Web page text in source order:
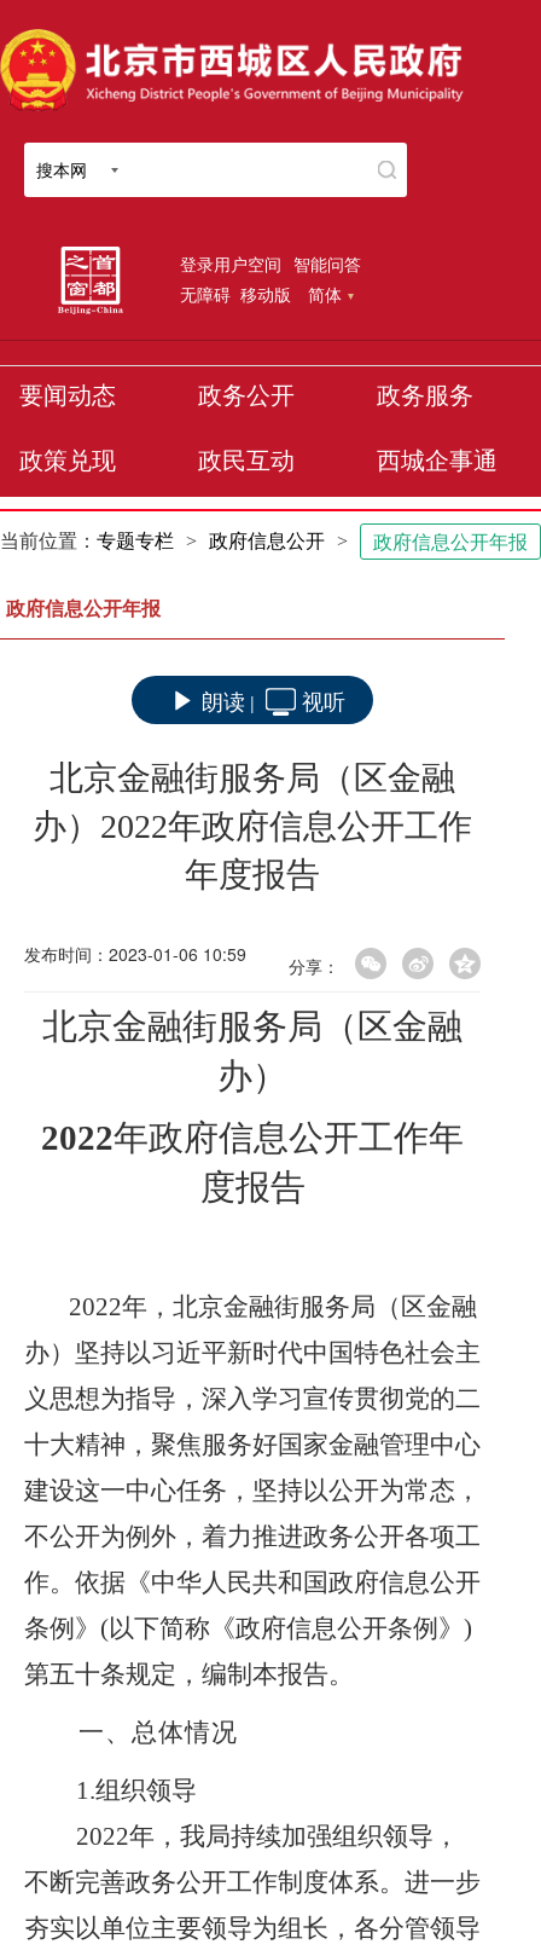
搜本网
登录用户空间 智能问答
无障碍 移动版 简体
要闻动态 政务公开 政务服务
政策兑现 政民互动 西城企事通
当前位置： 专题专栏 > 政府信息公开 > 政府信息公开年报
政府信息公开年报
朗读 | 视听
北京金融街服务局（区金融
办）2022年政府信息公开工作
年度报告
发布时间：2023-01-06 10:59 分享：
北京金融街服务局（区金融
办）
2022年政府信息公开工作年
度报告
2022年，北京金融街服务局（区金融
办）坚持以习近平新时代中国特色社会主
义思想为指导，深入学习宣传贯彻党的二
十大精神， 聚焦服务好国家金融管理中心
建设这一中心任务，坚持以公开为常态，
不公开为例外，着力推进政务公开各项工
作。 依据《中华人民共和国政府信息公开
条例》 (以下简称《政府信息公开条例》)
第五十条规定，编制本报告。
一、总体情况
1.组织领导
2022年，我局持续加强组织领导，
不断完善政务公开工作制度体系。进一步
夯实以单位主要领导为组长，各分管领导